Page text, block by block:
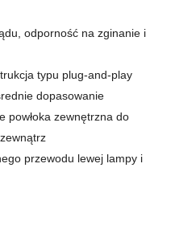
odporność na zginanie i
typu plug-and-play
dopasowanie
powłoka zewnętrzna do
przewodu lewej lampy i